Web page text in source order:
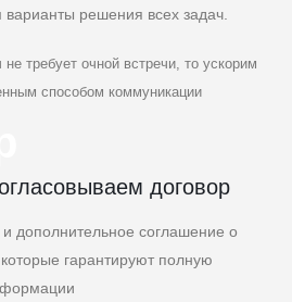
решения всех задач.
требует очной встречи, то ускорим
способом коммуникации
договор
дополнительное соглашение о
гарантируют полную